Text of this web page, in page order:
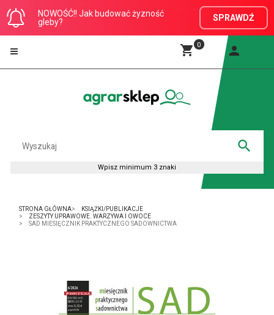
NOWOŚĆ!! Jak budować żyzność
gleby?
SPRAWDŹ
0
STRONA GŁÓWNA
KSIĄŻKI/PUBLIKACJE
ZESZYTY UPRAWOWE. WARZYWA I OWOCE
SAD MIESIĘCZNIK PRAKTYCZNEGO SADOWNICTWA